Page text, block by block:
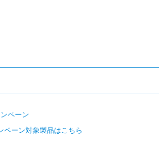
ペーン
ペーン対象製品はこちら